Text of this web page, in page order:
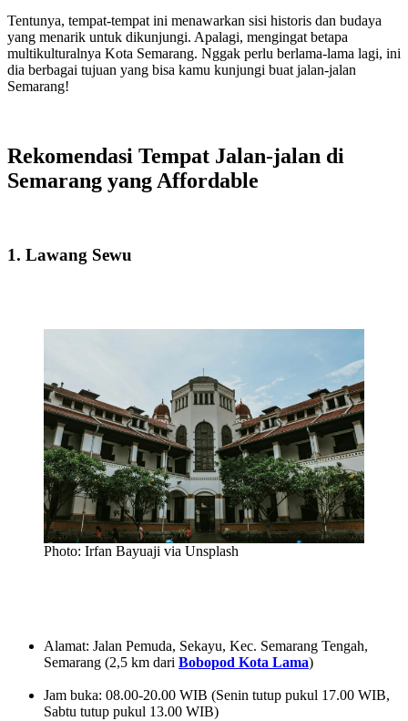
Tentunya, tempat-tempat ini menawarkan sisi historis dan budaya
yang menarik untuk dikunjungi. Apalagi, mengingat betapa
multikulturalnya Kota Semarang. Nggak perlu berlama-lama lagi, ini
dia berbagai tujuan yang bisa kamu kunjungi buat jalan-jalan
Semarang!
Rekomendasi Tempat Jalan-jalan di
Semarang yang Affordable
1. Lawang Sewu
Photo: Irfan Bayuaji via Unsplash
Alamat: Jalan Pemuda, Sekayu, Kec. Semarang Tengah,
Semarang (2,5 km dari Bobopod Kota Lama)
Jam buka: 08.00-20.00 WIB (Senin tutup pukul 17.00 WIB,
Sabtu tutup pukul 13.00 WIB)